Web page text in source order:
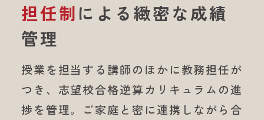
担任制による緻密な成績
管理
授業を担当する講師のほかに教務担任が
つき、 志望校合格逆算カリキュラムの進
捗を管理。 ご家庭と密に連携しながら合